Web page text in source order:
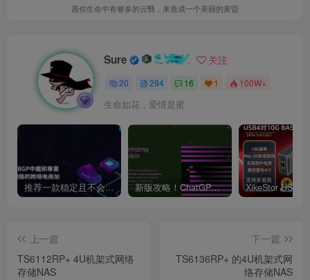
愿你生命中有够多的云翳，来造成一个美丽的黄昏
Sure 关注
20 294 16 1 100W+
生命如花，爱情是蜜
推荐一款稳定且不会跑路的VPN支持4K【VPN】 新版攻略！ChatGPT注册流程，超详细基础教程！【ChatGPT】
上一篇
TS6112RP+ 4U机架式网络
存储NAS
下一篇
TS6136RP+ 的4U机架式网
络存储NAS